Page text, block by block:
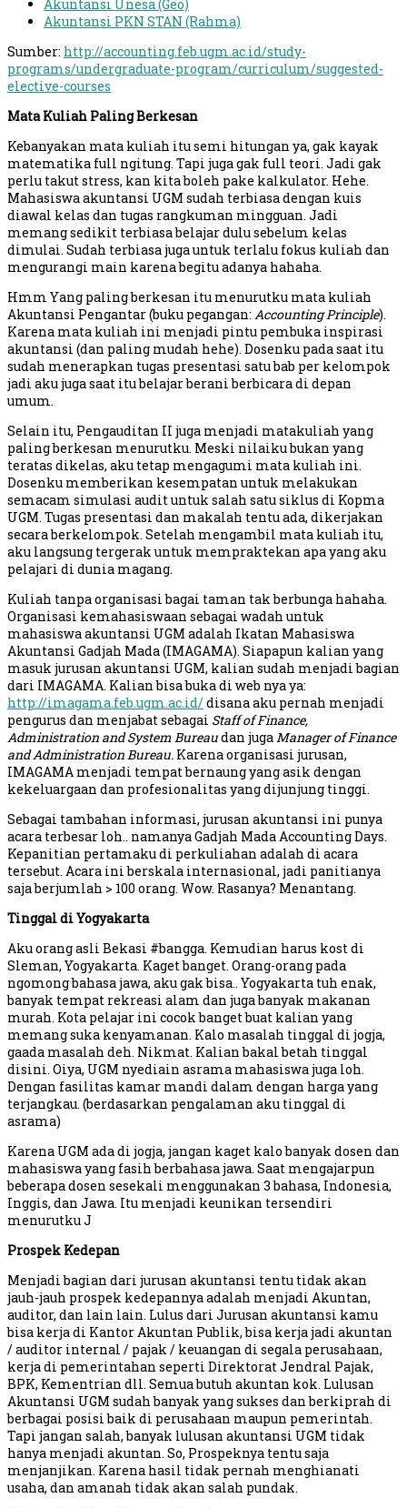
Akuntansi Unesa (Geo)
Akuntansi PKN STAN (Rahma)
Sumber: http://accounting.feb.ugm.ac.id/study-
programs/undergraduate-program/curriculum/suggested-
elective-courses
Mata Kuliah Paling Berkesan
Kebanyakan mata kuliah itu semi hitungan ya, gak kayak
matematika full ngitung. Tapi juga gak full teori. Jadi gak
perlu takut stress, kan kita boleh pake kalkulator. Hehe.
Mahasiswa akuntansi UGM sudah terbiasa dengan kuis
diawal kelas dan tugas rangkuman mingguan. Jadi
memang sedikit terbiasa belajar dulu sebelum kelas
dimulai. Sudah terbiasa juga untuk terlalu fokus kuliah dan
mengurangi main karena begitu adanya hahaha.
Hmm Yang paling berkesan itu menurutku mata kuliah
Akuntansi Pengantar (buku pegangan: Accounting Principle).
Karena mata kuliah ini menjadi pintu pembuka inspirasi
akuntansi (dan paling mudah hehe). Dosenku pada saat itu
sudah menerapkan tugas presentasi satu bab per kelompok
jadi aku juga saat itu belajar berani berbicara di depan
umum.
Selain itu, Pengauditan II juga menjadi matakuliah yang
paling berkesan menurutku. Meski nilaiku bukan yang
teratas dikelas, aku tetap mengagumi mata kuliah ini.
Dosenku memberikan kesempatan untuk melakukan
semacam simulasi audit untuk salah satu siklus di Kopma
UGM. Tugas presentasi dan makalah tentu ada, dikerjakan
secara berkelompok. Setelah mengambil mata kuliah itu,
aku langsung tergerak untuk mempraktekan apa yang aku
pelajari di dunia magang.
Kuliah tanpa organisasi bagai taman tak berbunga hahaha.
Organisasi kemahasiswaan sebagai wadah untuk
mahasiswa akuntansi UGM adalah Ikatan Mahasiswa
Akuntansi Gadjah Mada (IMAGAMA). Siapapun kalian yang
masuk jurusan akuntansi UGM, kalian sudah menjadi bagian
dari IMAGAMA. Kalian bisa buka di web nya ya:
http://imagama.feb.ugm.ac.id/disana aku pernah menjadi
pengurus dan menjabat sebagai Staff of Finance,
Administration and System Bureaudan jugaManager of Finance
and Administration Bureau. Karena organisasi jurusan,
IMAGAMA menjadi tempat bernaung yang asik dengan
kekeluargaan dan profesionalitas yang dijunjung tinggi.
Sebagai tambahan informasi, jurusan akuntansi ini punya
acara terbesar loh.. namanya Gadjah Mada Accounting Days.
Kepanitian pertamaku di perkuliahan adalah di acara
tersebut. Acara ini berskala internasional, jadi panitianya
saja berjumlah > 100 orang. Wow. Rasanya? Menantang.
Tinggal di Yogyakarta
Aku orang asli Bekasi #bangga. Kemudian harus kost di
Sleman, Yogyakarta. Kaget banget. Orang-orang pada
ngomong bahasa jawa, aku gak bisa.. Yogyakarta tuh enak,
banyak tempat rekreasi alam dan juga banyak makanan
murah. Kota pelajar ini cocok banget buat kalian yang
memang suka kenyamanan. Kalo masalah tinggal di jogja,
gaada masalah deh. Nikmat. Kalian bakal betah tinggal
disini. Oiya, UGM nyediain asrama mahasiswa juga loh.
Dengan fasilitas kamar mandi dalam dengan harga yang
terjangkau. (berdasarkan pengalaman aku tinggal di
asrama)
Karena UGM ada di jogja, jangan kaget kalo banyak dosen dan
mahasiswa yang fasih berbahasa jawa. Saat mengajarpun
beberapa dosen sesekali menggunakan 3 bahasa, Indonesia,
Inggis, dan Jawa. Itu menjadi keunikan tersendiri
menurutku J
Prospek Kedepan
Menjadi bagian dari jurusan akuntansi tentu tidak akan
jauh-jauh prospek kedepannya adalah menjadi Akuntan,
auditor, dan lain lain. Lulus dari Jurusan akuntansi kamu
bisa kerja di Kantor Akuntan Publik, bisa kerja jadi akuntan
/ auditor internal / pajak / keuangan di segala perusahaan,
kerja di pemerintahan seperti Direktorat Jendral Pajak,
BPK, Kementrian dll. Semua butuh akuntan kok. Lulusan
Akuntansi UGM sudah banyak yang sukses dan berkiprah di
berbagai posisi baik di perusahaan maupun pemerintah.
Tapi jangan salah, banyak lulusan akuntansi UGM tidak
hanya menjadi akuntan. So, Prospeknya tentu saja
menjanjikan. Karena hasil tidak pernah menghianati
usaha, dan amanah tidak akan salah pundak.